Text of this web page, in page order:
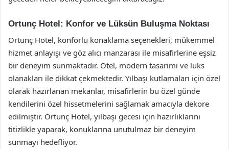
Ortunç Hotel: Konfor ve Lüksün Buluşma Noktası
Ortunç Hotel, konforlu konaklama seçenekleri, mükemmel
hizmet anlayışı ve göz alıcı manzarası ile misafirlerine eşsiz
bir deneyim sunmaktadır. Otel, modern tasarımı ve lüks
olanakları ile dikkat çekmektedir. Yılbaşı kutlamaları için özel
olarak hazırlanan mekanlar, misafirlerin bu özel günde
kendilerini özel hissetmelerini sağlamak amacıyla dekore
edilmiştir. Ortunç Hotel, yılbaşı gecesi için hazırlıklarını
titizlikle yaparak, konuklarına unutulmaz bir deneyim
sunmayı hedefliyor.